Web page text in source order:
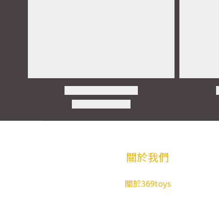
關於我們
關於369toys